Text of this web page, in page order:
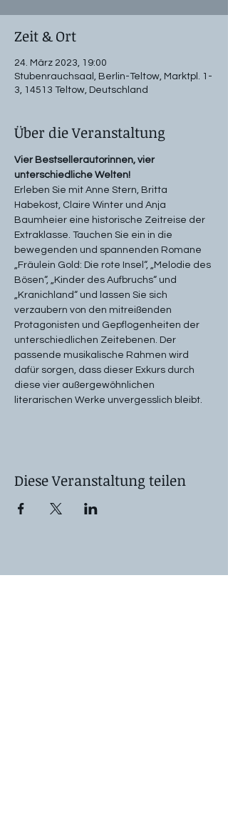
Zeit & Ort
24. März 2023, 19:00
Stubenrauchsaal, Berlin-Teltow, Marktpl. 1-
3, 14513 Teltow, Deutschland
Über die Veranstaltung
Vier Bestsellerautorinnen, vier
unterschiedliche Welten!
Erleben Sie mit Anne Stern, Britta
Habekost, Claire Winter und Anja
Baumheier eine historische Zeitreise der
Extraklasse. Tauchen Sie ein in die
bewegenden und spannenden Romane
„Fräulein Gold: Die rote Insel“, „Melodie des
Bösen“, „Kinder des Aufbruchs“ und
„Kranichland“ und lassen Sie sich
verzaubern von den mitreißenden
Protagonisten und Gepflogenheiten der
unterschiedlichen Zeitebenen. Der
passende musikalische Rahmen wird
dafür sorgen, dass dieser Exkurs durch
diese vier außergewöhnlichen
literarischen Werke unvergesslich bleibt.
Diese Veranstaltung teilen